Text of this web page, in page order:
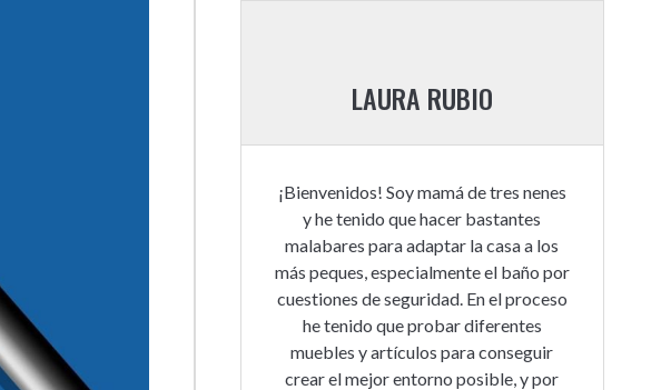
LAURA RUBIO
¡Bienvenidos! Soy mamá de tres nenes
y he tenido que hacer bastantes
malabares para adaptar la casa a los
más peques, especialmente el baño por
cuestiones de seguridad. En el proceso
he tenido que probar diferentes
muebles y artículos para conseguir
crear el mejor entorno posible, y por